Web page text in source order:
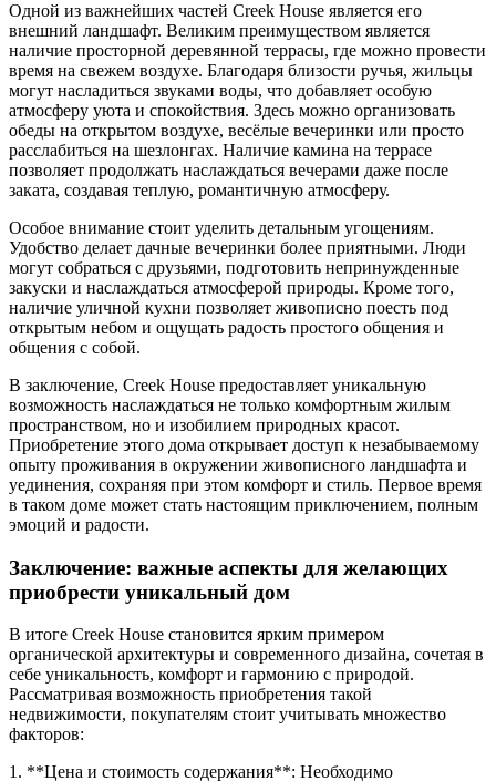
Одной из важнейших частей Creek House является его
внешний ландшафт. Великим преимуществом является
наличие просторной деревянной террасы, где можно провести
время на свежем воздухе. Благодаря близости ручья, жильцы
могут насладиться звуками воды, что добавляет особую
атмосферу уюта и спокойствия. Здесь можно организовать
обеды на открытом воздухе, весёлые вечеринки или просто
расслабиться на шезлонгах. Наличие камина на террасе
позволяет продолжать наслаждаться вечерами даже после
заката, создавая теплую, романтичную атмосферу.
Особое внимание стоит уделить детальным угощениям.
Удобство делает дачные вечеринки более приятными. Люди
могут собраться с друзьями, подготовить непринужденные
закуски и наслаждаться атмосферой природы. Кроме того,
наличие уличной кухни позволяет живописно поесть под
открытым небом и ощущать радость простого общения и
общения с собой.
В заключение, Creek House предоставляет уникальную
возможность наслаждаться не только комфортным жилым
пространством, но и изобилием природных красот.
Приобретение этого дома открывает доступ к незабываемому
опыту проживания в окружении живописного ландшафта и
уединения, сохраняя при этом комфорт и стиль. Первое время
в таком доме может стать настоящим приключением, полным
эмоций и радости.
Заключение: важные аспекты для желающих
приобрести уникальный дом
В итоге Creek House становится ярким примером
органической архитектуры и современного дизайна, сочетая в
себе уникальность, комфорт и гармонию с природой.
Рассматривая возможность приобретения такой
недвижимости, покупателям стоит учитывать множество
факторов:
1. **Цена и стоимость содержания**: Необходимо